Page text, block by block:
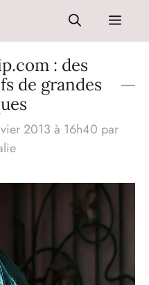
Menu
: des
de grandes
2013 à 16h40 par